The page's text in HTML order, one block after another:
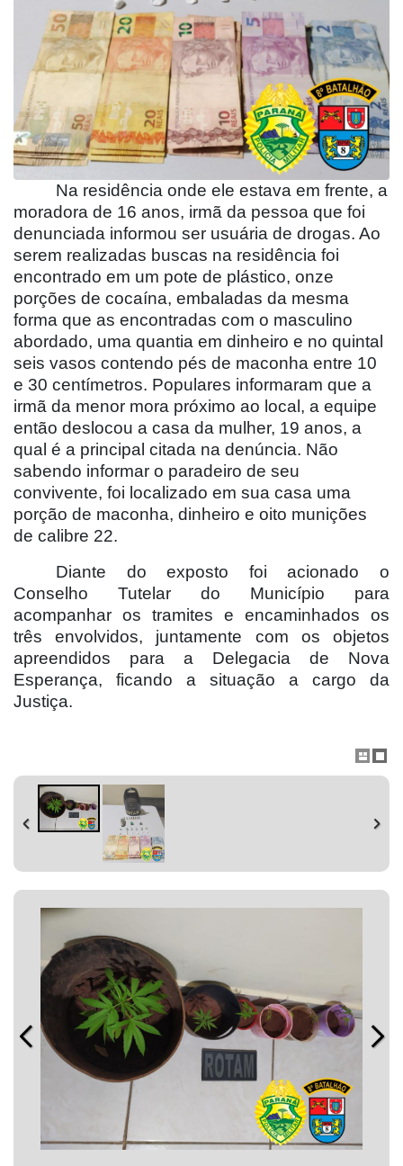
Na residência onde ele estava em frente, a
moradora de 16 anos, irmã da pessoa que foi
denunciada informou ser usuária de drogas. Ao
serem realizadas buscas na residência foi
encontrado em um pote de plástico, onze
porções de cocaína, embaladas da mesma
forma que as encontradas com o masculino
abordado, uma quantia em dinheiro e no quintal
seis vasos contendo pés de maconha entre 10
e 30 centímetros. Populares informaram que a
irmã da menor mora próximo ao local, a equipe
então deslocou a casa da mulher, 19 anos, a
qual é a principal citada na denúncia. Não
sabendo informar o paradeiro de seu
convivente, foi localizado em sua casa uma
porção de maconha, dinheiro e oito munições
de calibre 22.
Diante do exposto foi acionado o
Conselho Tutelar do Município para
acompanhar os tramites e encaminhados os
três envolvidos, juntamente com os objetos
apreendidos para a Delegacia de Nova
Esperança, ficando a situação a cargo da
Justiça.